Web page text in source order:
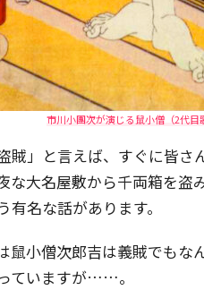
市川小團次が演じる鼠小僧（2代
賊」と言えば、すぐに皆
な大名屋敷から千両箱を
名な話があります。
鼠小僧次郎吉は義賊でもな
ていますが……。